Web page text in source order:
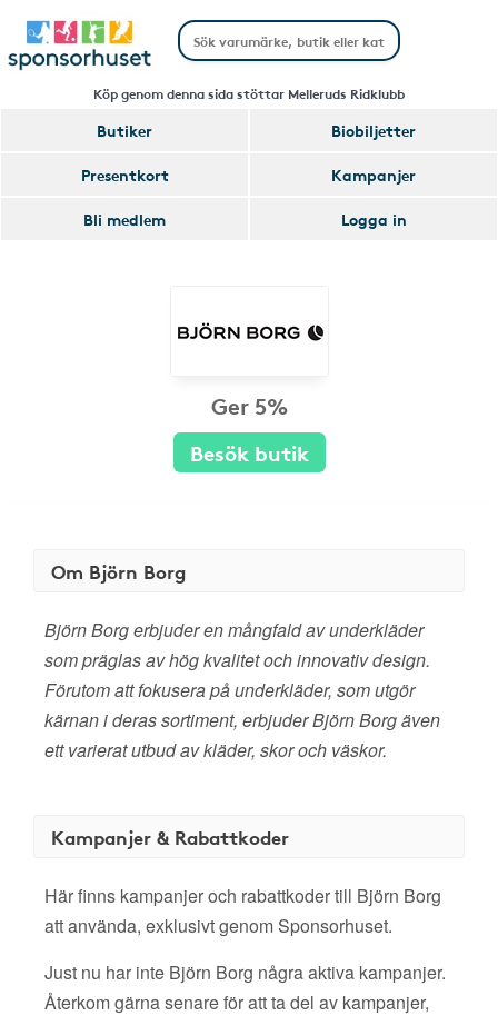
Köp genom denna sida stöttar Melleruds Ridklubb
Butiker
Biobiljetter
Presentkort
Kampanjer
Bli medlem
Logga in
Ger 5%
Besök butik
Om Björn Borg
Björn Borg erbjuder en mångfald av underkläder
som präglas av hög kvalitet och innovativ design.
Förutom att fokusera på underkläder, som utgör
kärnan i deras sortiment, erbjuder Björn Borg även
ett varierat utbud av kläder, skor och väskor.
Kampanjer & Rabattkoder
Här finns kampanjer och rabattkoder till Björn Borg
att använda, exklusivt genom Sponsorhuset.
Just nu har inte Björn Borg några aktiva kampanjer.
Återkom gärna senare för att ta del av kampanjer,